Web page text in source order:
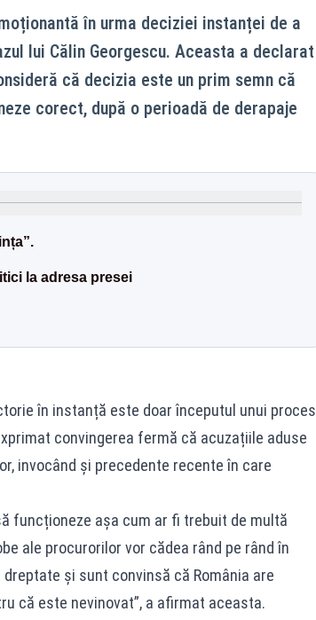
în urma deciziei instanței de a
lui Călin Georgescu. Aceasta a declarat
că decizia este un prim semn că
corect, după o perioadă de derapaje
la adresa presei
în instanță este doar începutul unui proces
convingerea fermă că acuzațiile aduse
invocând și precedente recente în care
funcționeze așa cum ar fi trebuit de multă
ale procurorilor vor cădea rând pe rând în
și sunt convinsă că România are
că este nevinovat”, a afirmat aceasta.